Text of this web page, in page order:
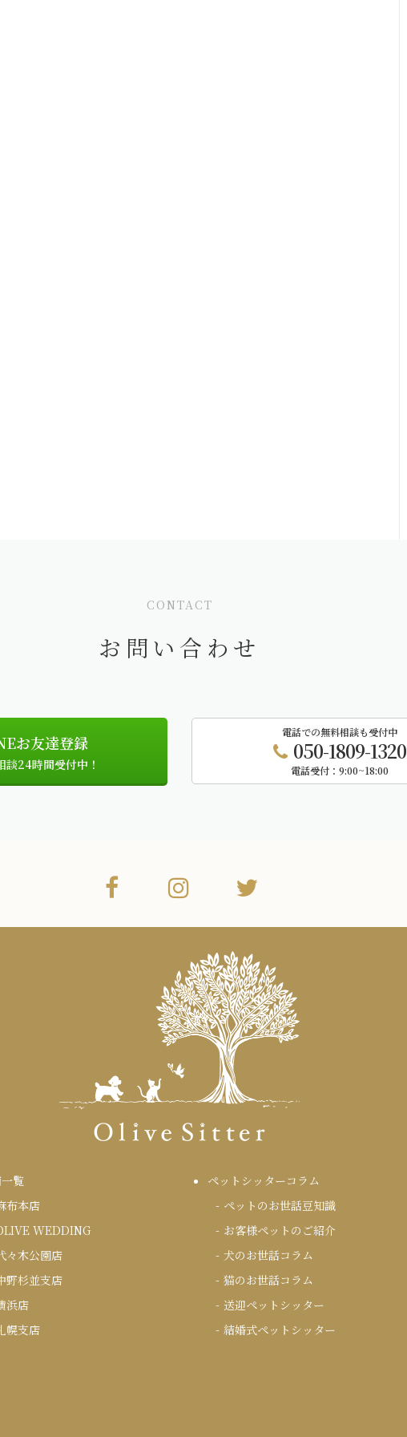
CONTACT
お問い合わせ
お友達登録
談24時間受付中！
電話での無料相談も受付中
050-1809-1320
電話受付： 9:00~18:00
覧
布本店
WEDDING
々木公園店
野杉並支店
浜店
幌支店
ペットシッターコラム
ペットのお世話豆知識
お客様ペットのご紹介
犬のお世話コラム
猫のお世話コラム
送迎ペットシッター
結婚式ペットシッター